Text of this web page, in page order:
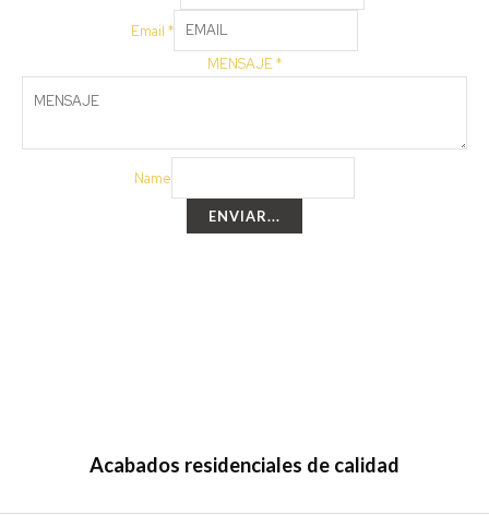
Email*
MENSAJE*
Name
ENVIAR...
Acabados residenciales de calidad